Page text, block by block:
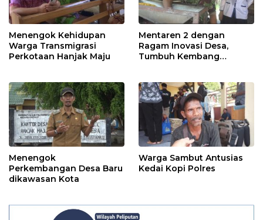
Menengok Kehidupan
Warga Transmigrasi
Perkotaan Hanjak Maju
Mentaren 2 dengan
Ragam Inovasi Desa,
Tumbuh Kembang
Menengok
Perkembangan Desa Baru
dikawasan Kota
Warga Sambut Antusias
Kedai Kopi Polres